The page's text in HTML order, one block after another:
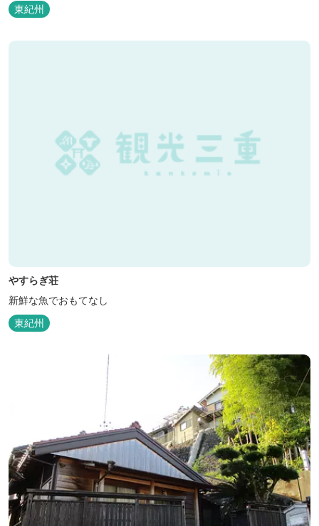
東紀州
やすらぎ荘
新鮮な魚でおもてなし
東紀州